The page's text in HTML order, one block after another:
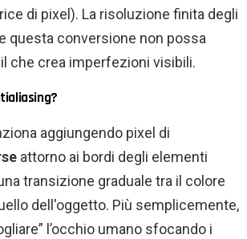
di pixel). La risoluzione finita degli
questa conversione non possa
che crea imperfezioni visibili.
aggiungendo pixel di
attorno ai bordi degli elementi
transizione graduale tra il colore
dell'oggetto. Più semplicemente,
l’occhio umano sfocando i